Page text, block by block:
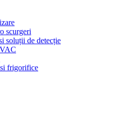
scurgeri
soluții de detecție
frigorifice